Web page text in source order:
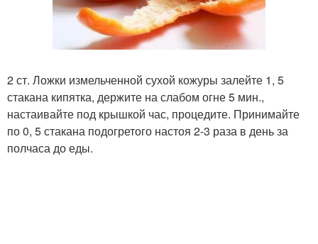
2 ст. Ложки измельченной сухой кожуры залейте 1, 5
стакана кипятка, держите на слабом огне 5 мин.,
настаивайте под крышкой час, процедите. Принимайте
по 0, 5 стакана подогретого настоя 2-3 раза в день за
полчаса до еды.